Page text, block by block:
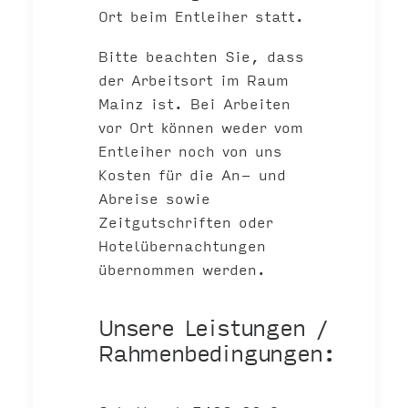
Ort beim Entleiher statt.
Bitte beachten Sie, dass
der Arbeitsort im Raum
Mainz ist. Bei Arbeiten
vor Ort können weder vom
Entleiher noch von uns
Kosten für die An- und
Abreise sowie
Zeitgutschriften oder
Hotelübernachtungen
übernommen werden.
Unsere Leistungen /
Rahmenbedingungen: